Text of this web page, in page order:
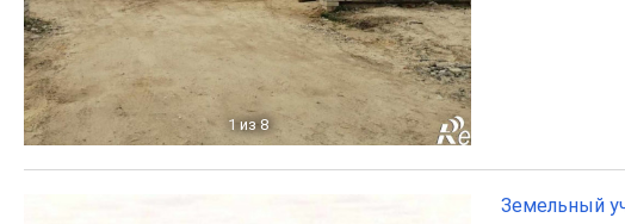
1 из 8
Земельный